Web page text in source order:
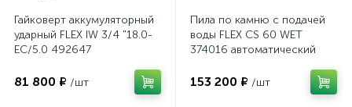
Гайковерт аккумуляторный
ударный FLEX IW 3/4 "18.0-
EC/5.0 492647
81 800 ₽ /шт
Пила по камню с подачей
воды FLEX CS 60 WET
374016 автоматический
153 200 ₽ /шт